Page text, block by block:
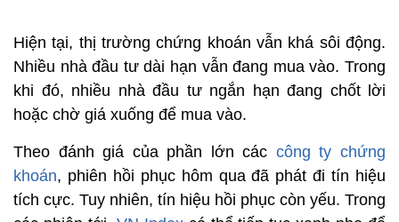
Hiện tại, thị trường chứng khoán vẫn khá sôi động.
Nhiều nhà đầu tư dài hạn vẫn đang mua vào. Trong
khi đó, nhiều nhà đầu tư ngắn hạn đang chốt lời
hoặc chờ giá xuống để mua vào.
Theo đánh giá của phần lớn các công ty chứng
khoán, phiên hồi phục hôm qua đã phát đi tín hiệu
tích cực. Tuy nhiên, tín hiệu hồi phục còn yếu. Trong